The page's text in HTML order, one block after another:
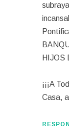
HIJOS
¡¡¡A
Casa,